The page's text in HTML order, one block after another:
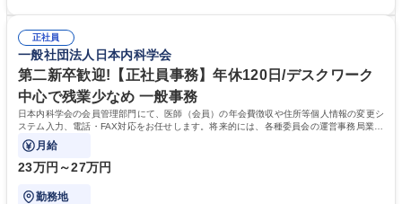
や個別面談を通してご自身のキャリアと向き合っていただき、会社として
もバックアップしていきます。 学歴・資格 学歴：大学院 大学 高専 短大
専修学校 高校 語学力： 資格：
正社員
一般社団法人日本内科学会
第二新卒歓迎!【正社員事務】年休120日/デスクワーク
中心で残業少なめ 一般事務
日本内科学会の会員管理部門にて、医師（会員）の年会費徴収や住所等個人情報の変更シ
ステム入力、電話・FAX対応をお任せします。将来的には、各種委員会の運営事務局業務
などにも幅広く携わっていただきます。
月給
23万円～27万円
勤務地